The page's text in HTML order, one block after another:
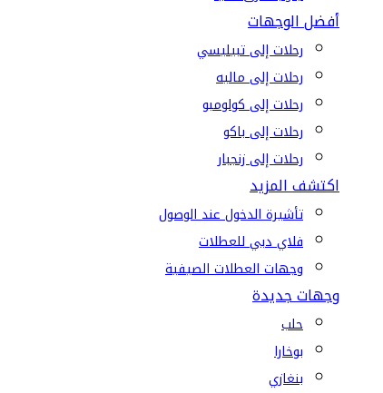
أفضل الوجهات
رحلات إلى تبيليسي
رحلات إلى ماليه
رحلات إلى كولومبو
رحلات إلى باكو
رحلات إلى زنجبار
اكتشف المزيد
تأشيرة الدخول عند الوصول
فلاي دبي للعطلات
وجهات العطلات الصيفية
وجهات جديدة
حلب
بوخارا
بنغازي